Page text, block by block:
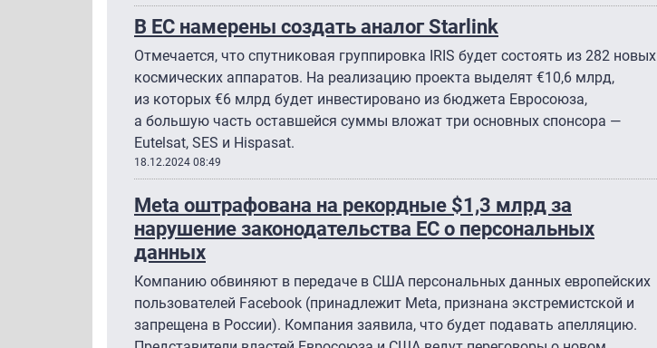
В ЕС намерены создать аналог Starlink
Отмечается, что спутниковая группировка IRIS будет состоять из 282 новых
космических аппаратов. На реализацию проекта выделят €10,6 млрд,
из которых €6 млрд будет инвестировано из бюджета Евросоюза,
а большую часть оставшейся суммы вложат три основных спонсора —
Eutelsat, SES и Hispasat.
18.12.2024 08:49
Meta оштрафована на рекордные $1,3 млрд за
нарушение законодательства ЕС о персональных
данных
Компанию обвиняют в передаче в США персональных данных европейских
пользователей Facebook (принадлежит Meta, признана экстремистской и
запрещена в России). Компания заявила, что будет подавать апелляцию.